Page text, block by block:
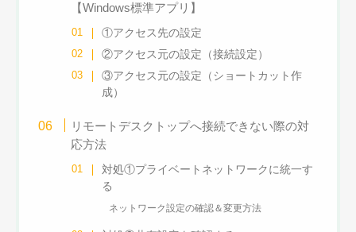
【Windows標準アプリ】
①アクセス先の設定
②アクセス元の設定（接続設定）
③アクセス元の設定（ショートカット作
成）
リモートデスクトップへ接続できない際の対
応方法
対処①プライベートネットワークに統一す
る
ネットワーク設定の確認＆変更方法